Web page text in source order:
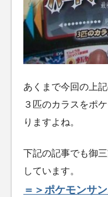
あくまで今回の上
３匹のカラスをポ
りますよね。
下記の記事でも御
しています。
＝＞ポケモンサ